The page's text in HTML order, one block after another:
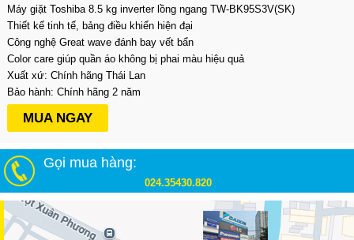
Máy giặt Toshiba 8.5 kg inverter lồng ngang TW-BK95S3V(SK)
Thiết kế tinh tế, bảng điều khiển hiện đại
Công nghệ Great wave đánh bay vết bẩn
Color care giúp quần áo không bị phai màu hiệu quả
Xuất xứ: Chính hãng Thái Lan
Bảo hành: Chính hãng 2 năm
MUA NGAY
Gọi mua hàng:
024.35430.820